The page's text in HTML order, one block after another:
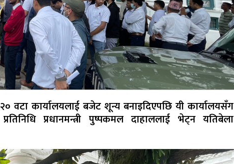
वटा कार्यालयलाई बजेट शून्य बनाइदिएपछि यी कार्यालयसँग
प्रधानमन्त्री पुष्पकमल दाहाललाई भेट्न यतिबेला